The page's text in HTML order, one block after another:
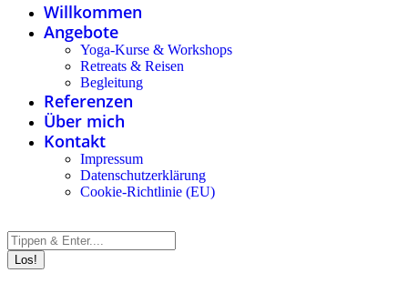
window
window
window
window
Willkommen
Angebote
Yoga-Kurse & Workshops
Retreats & Reisen
Begleitung
Referenzen
Über mich
Kontakt
Impressum
Datenschutzerklärung
Cookie-Richtlinie (EU)